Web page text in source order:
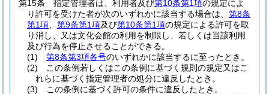
第15条
指定管理者は、利用者及び第10条第1項の規定によ
り許可を受けた者が次のいずれかに該当する場合は、 第8条
第1項
第9条第1項及び第10条第1項の規定による許可を取
り消し、又は文化会館の利用を制限し、若しくは当該利用
及び行為を停止させることができる。
(1)
第8条第3項各号のいずれかに該当するに至ったとき。
(2)
この条例若しくはこの条例に基づく規則の規定又はこ
れらに基づく指定管理者の処分に違反したとき。
(3)
この条例に基づく許可の条件に違反したとき。